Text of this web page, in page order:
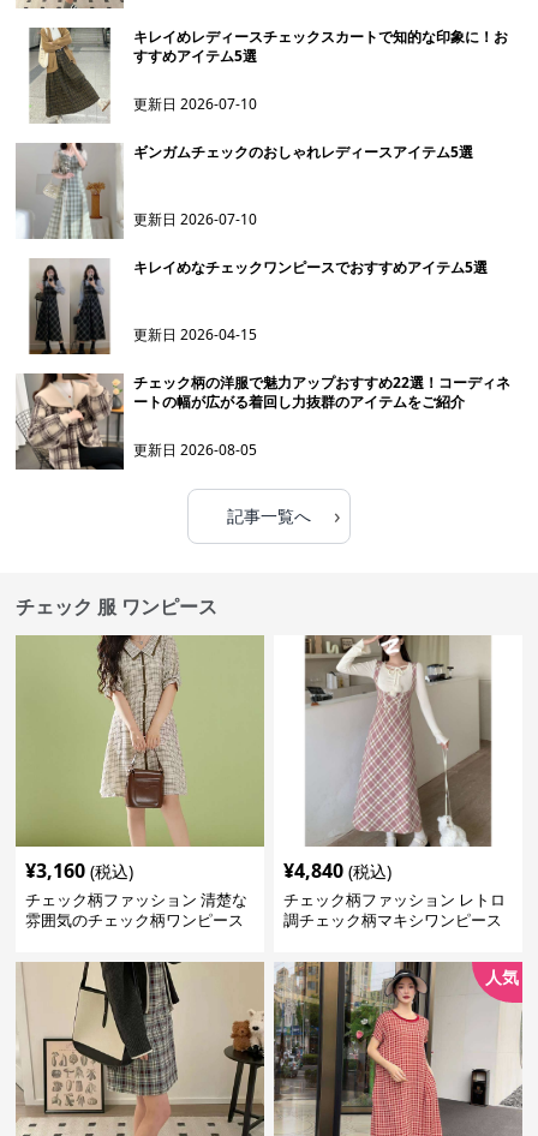
キレイめレディースチェックスカートで知的な印象に！お
すすめアイテム5選
更新日2026-07-10
ギンガムチェックのおしゃれレディースアイテム5選
更新日2026-07-10
キレイめなチェックワンピースでおすすめアイテム5選
更新日2026-04-15
チェック柄の洋服で魅力アップおすすめ22選！コーディネ
ートの幅が広がる着回し力抜群のアイテムをご紹介
更新日2026-08-05
記事一覧へ ›
チェック 服 ワンピース
¥3,160 (税込)
チェック柄ファッション 清楚な
雰囲気のチェック柄ワンピース
¥4,840 (税込)
チェック柄ファッション レトロ
調チェック柄マキシワンピース
人気